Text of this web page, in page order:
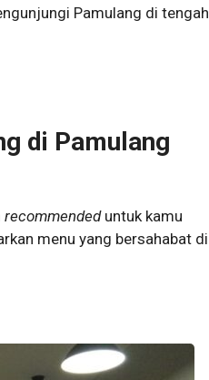
Pamulang di tengah
di Pamulang
recommendeduntuk kamu
menu yang bersahabat di